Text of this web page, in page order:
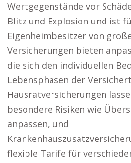
Wertgegenstände vor
Blitz und Explosion und ist
Eigenheimbesitzer von
Versicherungen bieten
die sich den individuellen
Lebensphasen der
Hausratversicherungen
besondere Risiken wie
anpassen, und
flexible Tarife für